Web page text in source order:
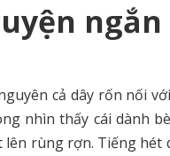
ngắn
cả dây rốn nối
nhìn thấy cái dành
rùng rợn. Tiếng